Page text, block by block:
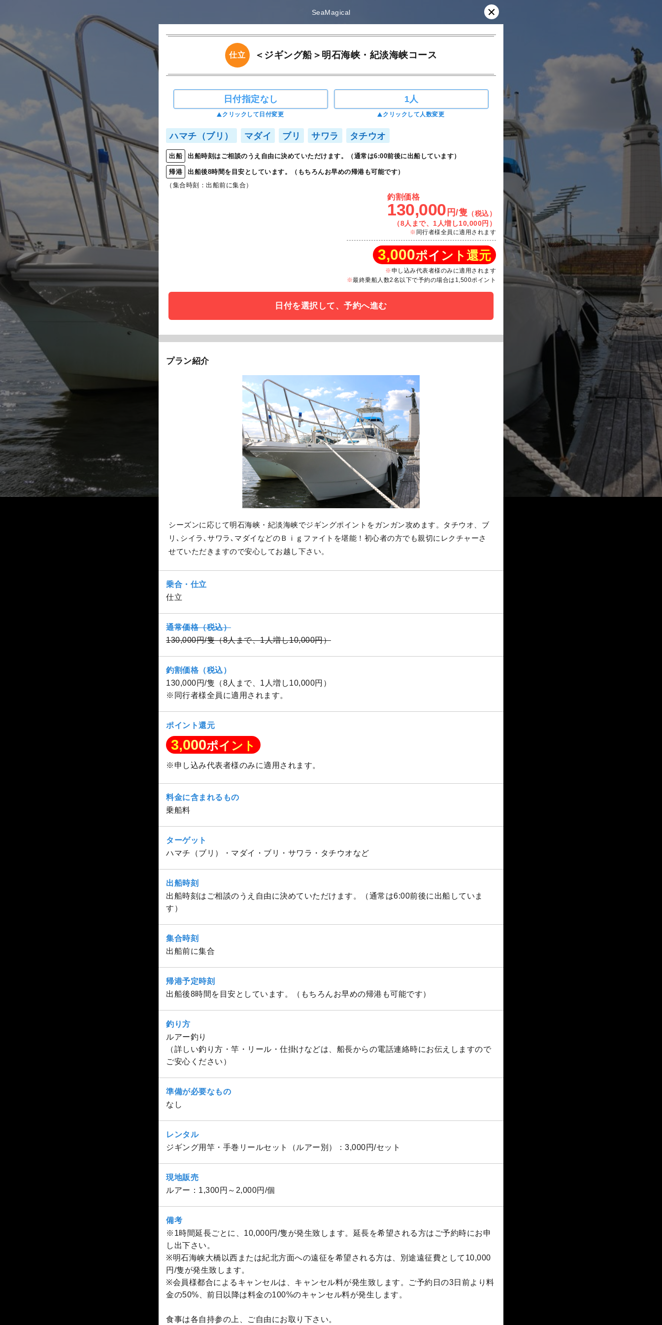
SeaMagical
仕立 ＜ジギング船＞明石海峡・紀淡海峡コース
日付指定なし
クリックして日付変更
1人
クリックして人数変更
ハマチ（ブリ） マダイ ブリ サワラ タチウオ
出船 出船時刻はご相談のうえ自由に決めていただけます。（通常は6:00前後に出船しています）
帰港
出船後8時間を目安としています。（もちろんお早めの帰港も可能です）
（集合時刻：出船前に集合）
釣割価格
130,000 円/隻 （税込）
（8人まで、1人増し10,000円）
同行者様全員に適用されます
3,000ポイント還元
申し込み代表者様のみに適用されます
最終乗船人数2名以下で予約の場合は1,500ポイント
日付を選択して、予約へ進む
プラン紹介
シーズンに応じて明石海峡・紀淡海峡でジギングポイントをガンガン攻めます。タチウオ、ブ
リ､シイラ､サワラ､マダイなどのＢｉｇファイトを堪能！初心者の方でも親切にレクチャーさ
せていただきますので安心してお越し下さい。
乗合・仕立
仕立
通常価格（税込）
130,000円/隻（8人まで、1人増し10,000円）
釣割価格（税込）
130,000円/隻（8人まで、1人増し10,000円）
※同行者様全員に適用されます。
ポイント還元
3,000ポイント
※申し込み代表者様のみに適用されます。
料金に含まれるもの
乗船料
ターゲット
ハマチ（ブリ）・マダイ・ブリ・サワラ・タチウオなど
出船時刻
出船時刻はご相談のうえ自由に決めていただけます。（通常は6:00前後に出船していま
す）
集合時刻
出船前に集合
帰港予定時刻
出船後8時間を目安としています。（もちろんお早めの帰港も可能です）
釣り方
ルアー釣り
（詳しい釣り方・竿・リール・仕掛けなどは、船長からの電話連絡時にお伝えしますので
ご安心ください）
準備が必要なもの
なし
レンタル
ジギング用竿・手巻リールセット（ルアー別）：3,000円/セット
現地販売
ルアー：1,300円～2,000円/個
備考
※1時間延長ごとに、10,000円/隻が発生致します。延長を希望される方はご予約時にお申
し出下さい。
※明石海峡大橋以西または紀北方面への遠征を希望される方は、別途遠征費として10,000
円/隻が発生致します。
※会員様都合によるキャンセルは、キャンセル料が発生致します。ご予約日の3日前より料
金の50%、前日以降は料金の100%のキャンセル料が発生します。
食事は各自持参の上、ご自由にお取り下さい。